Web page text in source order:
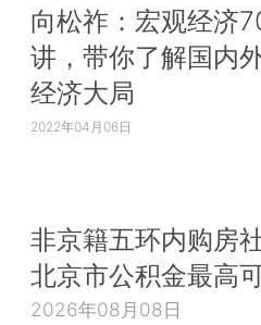
向松祚：宏观经济
讲，带你了解国内
经济大局
2022年04月06日
非京籍五环内购房
北京市公积金最高
2026年08月08日